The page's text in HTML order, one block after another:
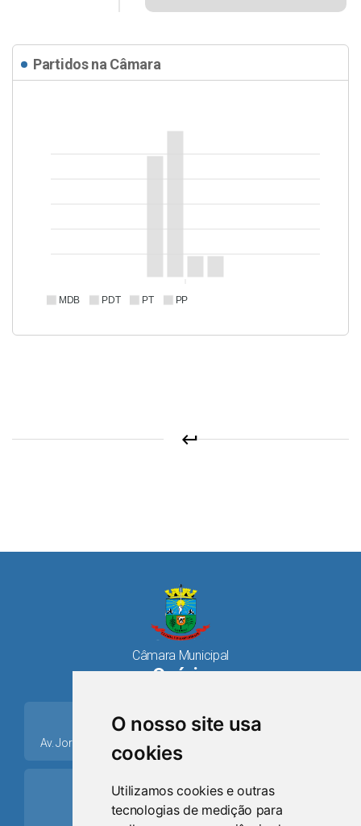
O nosso site usa
cookies
Utilizamos cookies e outras
tecnologias de medição para
Partidos na Câmara
MDB PDT PT PP
keyboard_return
Câmara Municipal
Osório
place
Av. Jorge Dariva, 1211, Centro CEP: 95520.000 - Osório/RS
ring_volume
Telefone